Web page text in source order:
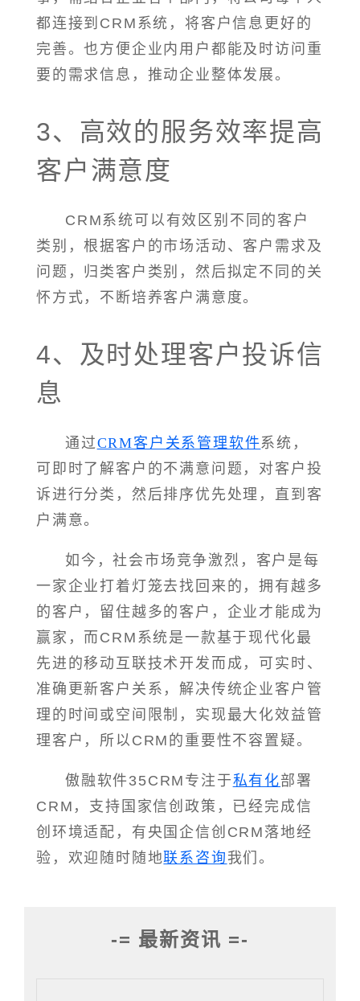
都连接到CRM系统，将客户信息更好的
完善。也方便企业内用户都能及时访问重
要的需求信息，推动企业整体发展。
3、高效的服务效率提高
客户满意度
CRM系统可以有效区别不同的客户
类别，根据客户的市场活动、客户需求及
问题，归类客户类别，然后拟定不同的关
怀方式，不断培养客户满意度。
4、及时处理客户投诉信
息
通过CRM客户关系管理软件系统，
可即时了解客户的不满意问题，对客户投
诉进行分类，然后排序优先处理，直到客
户满意。
如今，社会市场竞争激烈，客户是每
一家企业打着灯笼去找回来的，拥有越多
的客户，留住越多的客户，企业才能成为
赢家，而CRM系统是一款基于现代化最
先进的移动互联技术开发而成，可实时、
准确更新客户关系，解决传统企业客户管
理的时间或空间限制，实现最大化效益管
理客户，所以CRM的重要性不容置疑。
傲融软件35CRM专注于私有化部署
CRM，支持国家信创政策，已经完成信
创环境适配，有央国企信创CRM落地经
验，欢迎随时随地联系咨询 我们。
-= 最新资讯 =-